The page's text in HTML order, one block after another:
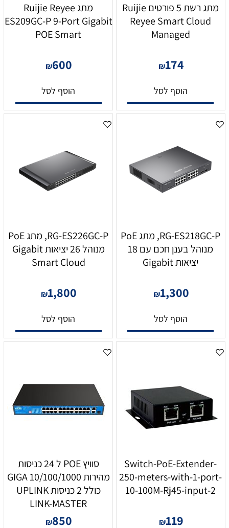
מתג רשת 5 פורטים Ruijie
Reyee Smart Cloud
Managed
₪174
הוסף לסל
מתג Ruijie Reyee
ES209GC-P 9-Port Gigabit
POE Smart
₪600
הוסף לסל
RG-ES218GC-P, מתג PoE
מנוהל בענן חכם עם 18
יציאות Gigabit
₪1,300
הוסף לסל
RG-ES226GC-P, מתג PoE
מנוהל 26 יציאות Gigabit
Smart Cloud
₪1,800
הוסף לסל
Switch-PoE-Extender-
250-meters-with-1-port-
10-100M-Rj45-input-2
₪119
סוויץ POE ל 24 כניסות
מהירות 10/100/1000 GIGA
כולל 2 כניסות UPLINK
LINK-MASTER
₪850